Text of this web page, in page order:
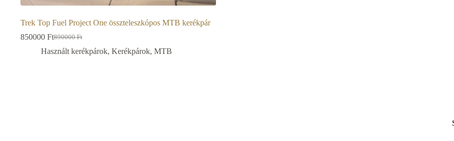
Trek Top Fuel Project One összteleszkópos MTB kerékpár
890000Ft
Original
price
850000 FtCurrent
price
Használt kerékpárok, Kerékpárok, MTB